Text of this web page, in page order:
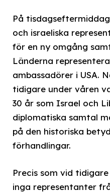
På
och israeliska
för en ny omgång
Länderna
ambassadörer i USA.
tidigare under våren
30 år som Israel och
diplomatiska samtal
på den historiska
förhandlingar.
Precis som vid
inga representanter